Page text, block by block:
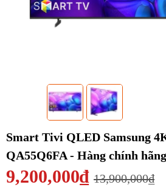
Smart Tivi QLED Samsung
QA55Q6FA - Hàng chính hãng
9,200,000₫ 13,900,000₫